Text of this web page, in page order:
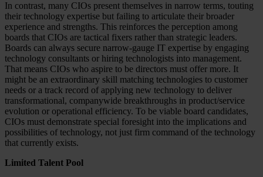
In contrast, many CIOs present themselves in narrow terms, touting
their technology expertise but failing to articulate their broader
experience and strengths. This reinforces the perception among
boards that CIOs are tactical fixers rather than strategic leaders.
Boards can always secure narrow-gauge IT expertise by engaging
technology consultants or hiring technologists into management.
That means CIOs who aspire to be directors must offer more. It
might be an extraordinary skill matching technologies to customer
needs or a track record of applying new technology to deliver
transformational, companywide breakthroughs in product/service
evolution or operational efficiency. To be viable board candidates,
CIOs must demonstrate special foresight into the implications and
possibilities of technology, not just firm command of the technology
that currently exists.
Limited Talent Pool